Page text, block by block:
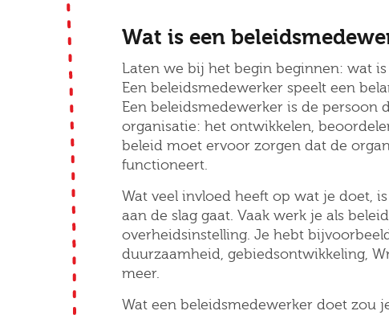
Wat is een
Laten we bij het begin beginnen: wat
Een beleidsmedewerker speelt een
Een beleidsmedewerker is de persoon
organisatie: het ontwikkelen,
beleid moet ervoor zorgen dat de
functioneert.
Wat veel invloed heeft op wat je doet,
aan de slag gaat. Vaak werk je als
overheidsinstelling. Je hebt
duurzaamheid, gebiedsontwikkeling,
meer.
Wat een beleidsmedewerker doet zou